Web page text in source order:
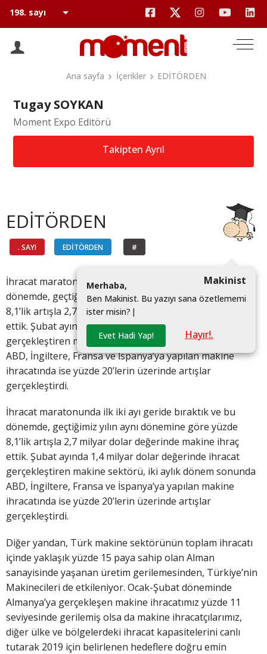
Ana sayfa İçerikler EDİTÖRDEN
Tugay SOYKAN
Moment Expo Editörü
Takipten Ayrıl
EDİTÖRDEN
. SAYI EDİTÖRDEN #
Makinist
Merhaba,
Ben Makinist. Bu yazıyı sana özetlememi
ister misin? |
Evet Hadi Yap! Hayır!.
İhracat maratonunda ilk iki ayı geride bıraktık ve bu
dönemde, geçtiğimiz yılın aynı dönemine göre yüzde
8,1’lik artışla 2,7 milyar dolar değerinde makine ihraç
ettik. Şubat ayında 1,4 milyar dolar değerinde ihracat
gerçekleştiren makine sektörü, iki aylık dönem sonunda
ABD, İngiltere, Fransa ve İspanya’ya yapılan makine
ihracatında ise yüzde 20’lerin üzerinde artışlar
gerçekleştirdi.
İhracat maratonunda ilk iki ayı geride bıraktık ve bu
dönemde, geçtiğimiz yılın aynı dönemine göre yüzde
8,1’lik artışla 2,7 milyar dolar değerinde makine ihraç
ettik. Şubat ayında 1,4 milyar dolar değerinde ihracat
gerçekleştiren makine sektörü, iki aylık dönem sonunda
ABD, İngiltere, Fransa ve İspanya’ya yapılan makine
ihracatında ise yüzde 20’lerin üzerinde artışlar
gerçekleştirdi.
Diğer yandan, Türk makine sektörünün toplam ihracatı
içinde yaklaşık yüzde 15 paya sahip olan Alman
sanayisinde yaşanan üretim gerilemesinden, Türkiye’nin
Makinecileri de etkileniyor. Ocak-Şubat döneminde
Almanya’ya gerçekleşen makine ihracatımız yüzde 11
seviyesinde gerilemiş olsa da makine ihracatçılarımız,
diğer ülke ve bölgelerdeki ihracat kapasitelerini canlı
tutarak 2019 için belirlenen hedeflere doğru emin